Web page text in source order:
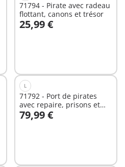
71794 - Pirate avec radeau
flottant, canons et trésor
25,99 €
Au panier
L
71792 - Port de pirates
avec repaire, prisons et
canon
79,99 €
Au panier